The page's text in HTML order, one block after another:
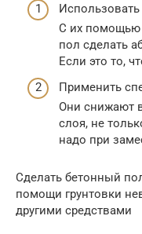
С их помощью
пол сделать
Если это то,
Применить
Они снижают
слоя, не
надо при
Сделать бетонный
помощи грунтовки
другими средствами